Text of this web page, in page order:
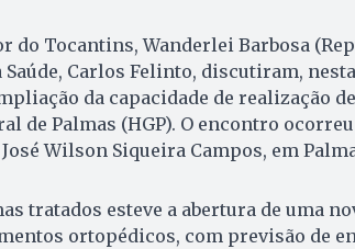
do Tocantins, Wanderlei Barbosa
Saúde, Carlos Felinto, discutiram,
da capacidade de realização
de Palmas (HGP). O encontro
Wilson Siqueira Campos, em
tratados esteve a abertura de uma
ortopédicos, com previsão de